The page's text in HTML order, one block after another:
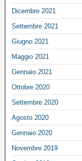
Dicembre 2021
Settembre 2021
Giugno 2021
Maggio 2021
Gennaio 2021
Ottobre 2020
Settembre 2020
Agosto 2020
Gennaio 2020
Novembre 2019